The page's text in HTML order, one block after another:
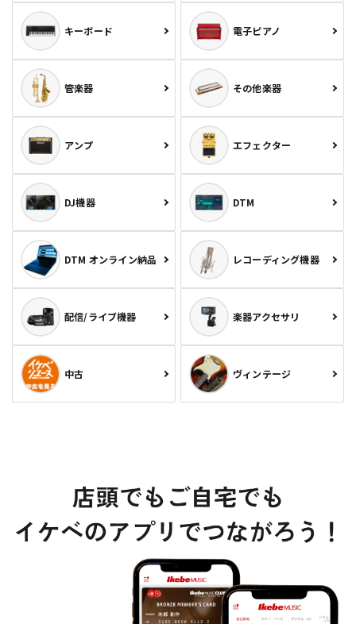
キーボード 電子ピアノ
管楽器 その他楽器
アンプ エフェクター
DJ機器 DTM
DTM オンライン納品 レコーディング機器
配信/ライブ機器 楽器アクセサリ
中古 ヴィンテージ